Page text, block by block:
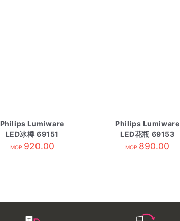
Philips Lumiware
LED冰樽 69151
MOP 920.00
Philips Lumiware
LED花瓶 69153
MOP 890.00